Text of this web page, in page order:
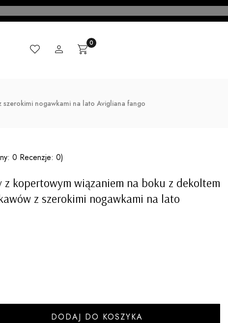
MADE IN ITALY
UlubioneZaloguj sięProdukty w koszyku: 0. Zobacz szczegóły
Koszyk
nogawkami na lato Avigliana fango
0 Recenzje: 0)
z kopertowym wiązaniem na boku z dekoltem
z szerokimi nogawkami na lato
DODAJ DO KOSZYKA